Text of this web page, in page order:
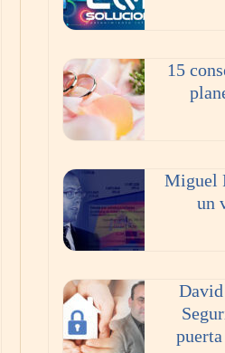
15
Miguel
un